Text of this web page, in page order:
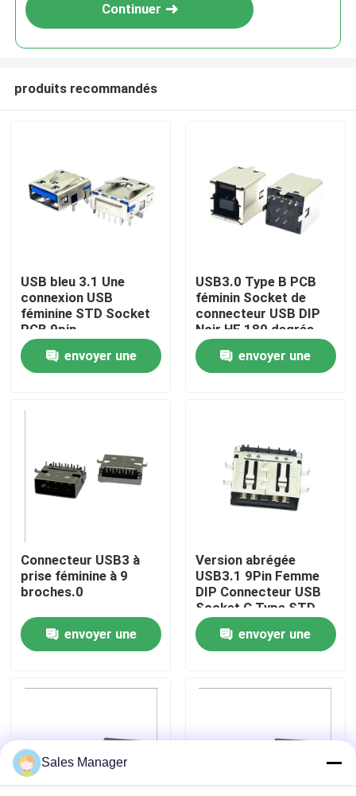
Maison
Visite d'usine
Contact USA
Demandez une citation
Connecteur USB DIP
Connecteur de prise USB
Connecteurs USB de type C
Continuer
produits recommandés
USB bleu 3.1 Une
connexion USB
féminine STD Socket
PCB 9pin
envoyer une
USB3.0 Type B PCB
féminin Socket de
connecteur USB DIP
Noir HF 180 degrés
Forme en T
envoyer une
Connecteur USB3 à
prise féminine à 9
broches.0
envoyer une
Version abrégée
USB3.1 9Pin Femme
DIP Connecteur USB
Socket C Type STD
envoyer une
Sales Manager